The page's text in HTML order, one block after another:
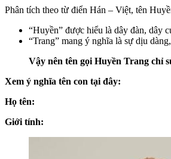
Phân tích theo từ điển Hán – Việt, tên
“Huyền” được hiểu là dây đàn, dây
“Trang” mang ý nghĩa là sự dịu
Vậy nên tên gọi Huyền Trang chỉ
Xem ý nghĩa tên con tại đây:
Họ tên:
Giới tính: